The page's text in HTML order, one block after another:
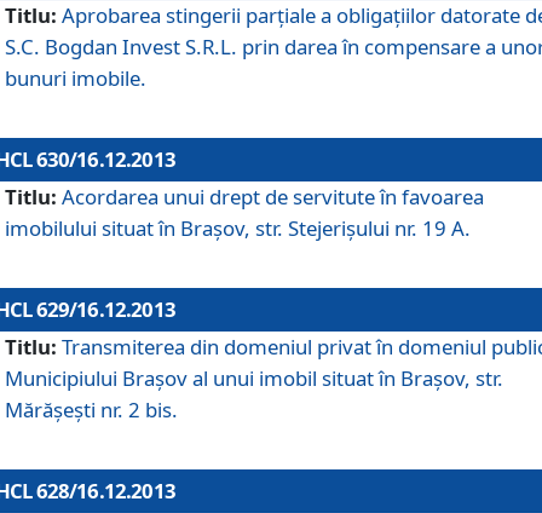
Titlu: Aprobarea stingerii parţiale a obligaţiilor datorate
S.C. Bogdan Invest S.R.L. prin darea în compensare a
bunuri imobile.
630/16.12.2013
Titlu: Acordarea unui drept de servitute în favoarea
imobilului situat în Braşov, str. Stejerişului nr. 19 A.
629/16.12.2013
Titlu: Transmiterea din domeniul privat în domeniul
Municipiului Braşov al unui imobil situat în Braşov, str.
Mărăşeşti nr. 2 bis.
628/16.12.2013